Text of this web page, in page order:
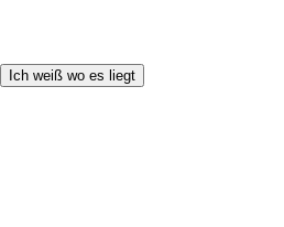
Ich weiß wo es liegt